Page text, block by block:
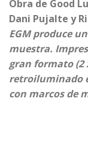
Obra de Good
Dani Pujalte y
EGM produce
muestra.
gran formato (2
retroiluminado
con marcos de